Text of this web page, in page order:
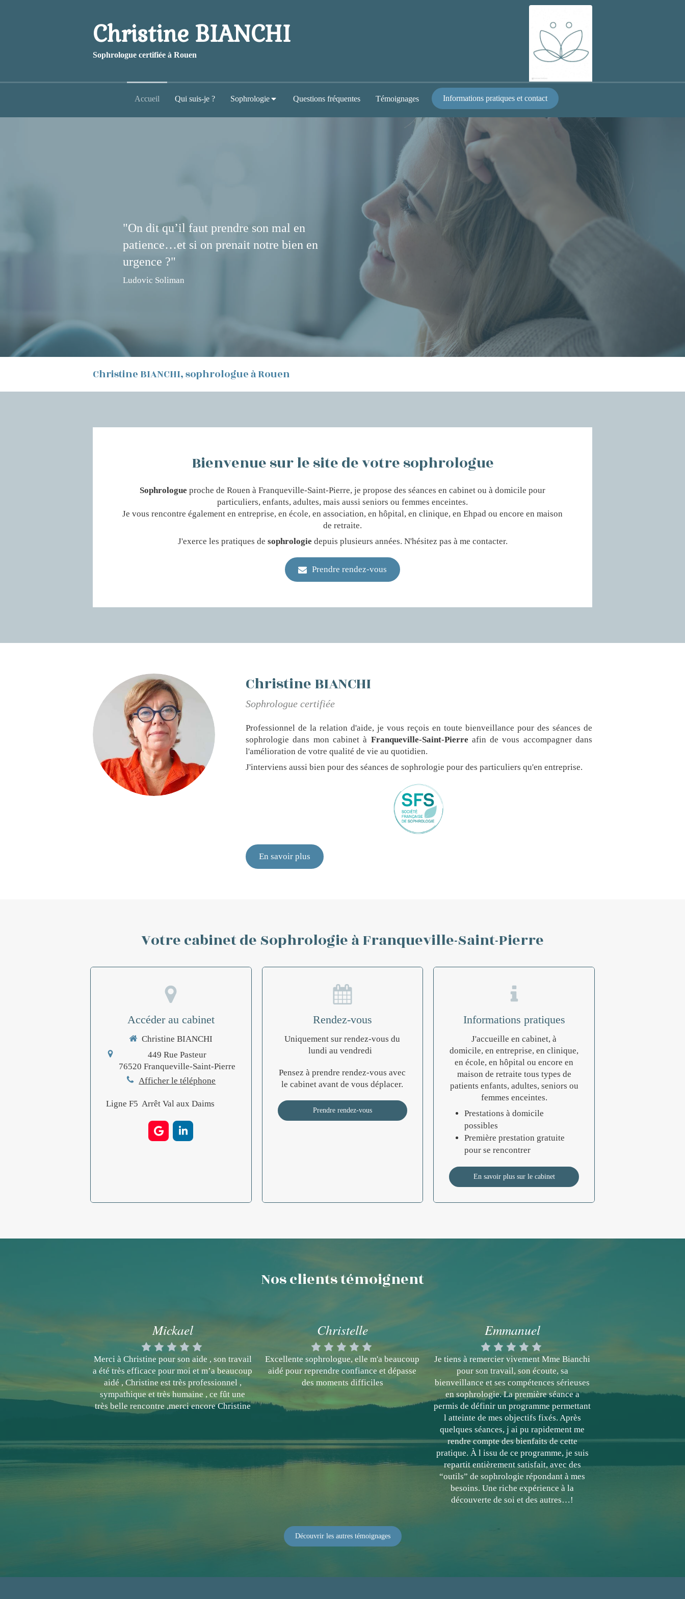
Christine BIANCHI
Sophrologue certifiée à Rouen
Accueil Qui suis-je ? Sophrologie Questions fréquentes Témoignages Informations pratiques et contact
"On dit qu’il faut prendre son mal en
patience…et si on prenait notre bien en
urgence ?"
Ludovic Soliman
Christine BIANCHI, sophrologue à Rouen
Bienvenue sur le site de votre sophrologue
Sophrologue proche de Rouen à Franqueville-Saint-Pierre, je propose des séances en cabinet ou à domicile pour
particuliers, enfants, adultes, mais aussi seniors ou femmes enceintes.
Je vous rencontre également en entreprise, en école, en association, en hôpital, en clinique, en Ehpad ou encore en maison
de retraite.
J'exerce les pratiques de sophrologie depuis plusieurs années. N'hésitez pas à me contacter.
Prendre rendez-vous
Christine BIANCHI
Sophrologue certifiée
Professionnel de la relation d'aide, je vous reçois en toute bienveillance pour des séances de
sophrologie dans mon cabinet à Franqueville-Saint-Pierre afin de vous accompagner dans
l'amélioration de votre qualité de vie au quotidien.
J'interviens aussi bien pour des séances de sophrologie pour des particuliers qu'en entreprise.
En savoir plus
Votre cabinet de Sophrologie à Franqueville-Saint-Pierre
Accéder au cabinet
Christine BIANCHI
449 Rue Pasteur
76520 Franqueville-Saint-Pierre
Afficher le téléphone
Ligne F5 Arrêt Val aux Daims
Rendez-vous
Uniquement sur rendez-vous du
lundi au vendredi
Pensez à prendre rendez-vous avec
le cabinet avant de vous déplacer.
Prendre rendez-vous
Informations pratiques
J'accueille en cabinet, à
domicile, en entreprise, en clinique,
en école, en hôpital ou encore en
maison de retraite tous types de
patients enfants, adultes, seniors ou
femmes enceintes.
Prestations à domicile
possibles
Première prestation gratuite
pour se rencontrer
En savoir plus sur le cabinet
Nos clients témoignent
Mickael
Merci à Christine pour son aide , son travail
a été très efficace pour moi et m’a beaucoup
aidé , Christine est très professionnel ,
sympathique et très humaine , ce fût une
très belle rencontre ,merci encore Christine
Christelle
Excellente sophrologue, elle m'a beaucoup
aidé pour reprendre confiance et dépasse
des moments difficiles
Emmanuel
Je tiens à remercier vivement Mme Bianchi
pour son travail, son écoute, sa
bienveillance et ses compétences sérieuses
en sophrologie. La première séance a
permis de définir un programme permettant
l atteinte de mes objectifs fixés. Après
quelques séances, j ai pu rapidement me
rendre compte des bienfaits de cette
pratique. À l issu de ce programme, je suis
repartit entièrement satisfait, avec des
“outils” de sophrologie répondant à mes
besoins. Une riche expérience à la
découverte de soi et des autres…!
Découvrir les autres témoignages